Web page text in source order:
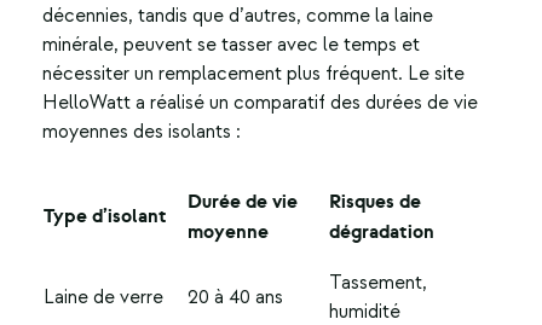
décennies, tandis que d’autres, comme la laine
minérale, peuvent se tasser avec le temps et
nécessiter un remplacement plus fréquent. Le site
HelloWatt a réalisé un comparatif des durées de vie
moyennes des isolants :
Type d’isolant
Durée de vie
moyenne
Risques de
dégradation
Laine de verre 20 à 40 ans
Tassement,
humidité